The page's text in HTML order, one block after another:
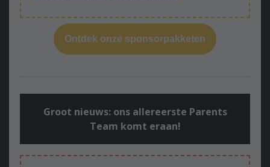
Ontdek onze sponsorpakketen
Groot nieuws: ons allereerste Parents
Team komt eraan!